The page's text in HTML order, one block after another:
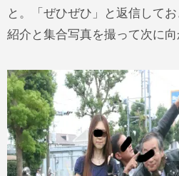
と。「ぜひぜひ」と返信して
紹介と集合写真を撮って次に向